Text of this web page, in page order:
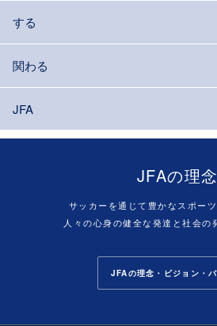
する
関わる
JFA
JFAの理念
サッカーを通じて豊かなスポーツ
人々の心身の健全な発達と社会の
JFAの理念・ビジョン・